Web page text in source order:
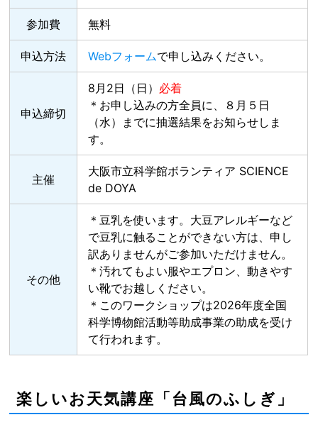
参加費 無料
申込方法 Webフォームで申し込みください。
申込締切
8月2日（日） 必着
＊お申し込みの方全員に、８月５日
（水）までに抽選結果をお知らせしま
す。
主催
大阪市立科学館ボランティア SCIENCE
de DOYA
その他
＊豆乳を使います。大豆アレルギーなど
で豆乳に触ることができない方は、申し
訳ありませんがご参加いただけません。
＊汚れてもよい服やエプロン、動きやす
い靴でお越しください。
＊このワークショップは2026年度全国
科学博物館活動等助成事業の助成を受け
て行われます。
楽しいお天気講座「台風のふしぎ」